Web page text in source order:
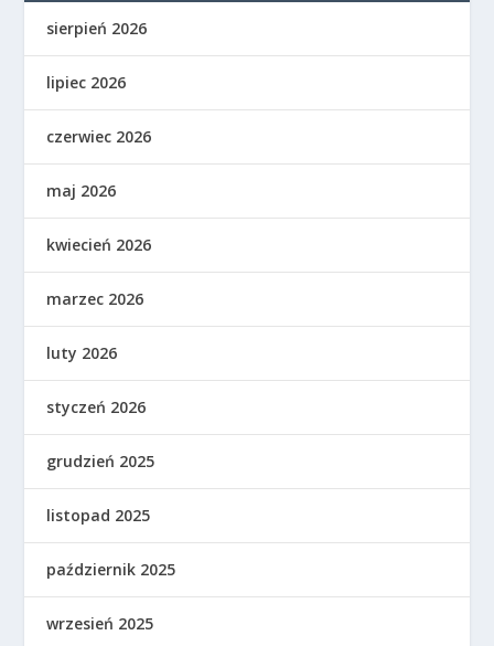
sierpień 2026
lipiec 2026
czerwiec 2026
maj 2026
kwiecień 2026
marzec 2026
luty 2026
styczeń 2026
grudzień 2025
listopad 2025
październik 2025
wrzesień 2025